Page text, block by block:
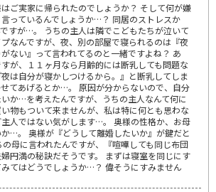
ご実家に帰られたのでしょうか？ そして何が嫌
っているんでしょうか…？ 同居のストレスか
すが…。 うちの主人は隣でこどもたちが泣いて
なんですが、夜、別の部屋で寝られるのは『夜
ない』って言われてるのと一緒ですよね？ あ
が、１１ヶ月なら月齢的には断乳しても問題な
は自分が寝かしつけるから。』と断乳してしま
てあげるとか…。 原因が分からないので、自分
か…を考えたんですが、うちの主人なんて何に
物もついて来ませんが、私は特に何とも思わな
人ではない気がします…。 奥様の性格か、お母
…。 奥様が『どうして離婚したいか』が鍵だと
の母に言われたんですが、『喧嘩しても同じ布団
円満の秘訣だそうです。 まずは寝室を同じにす
てはどうでしょうか…？ 偉そうにすみません